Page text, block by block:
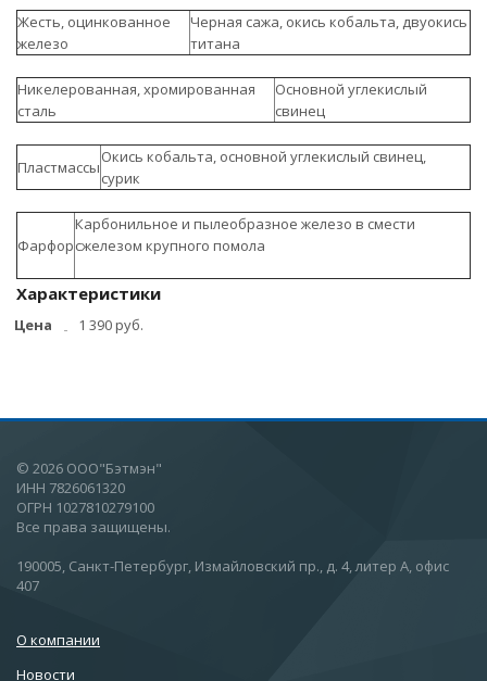
Жесть, оцинкованное
железо
Черная сажа, окись кобальта, двуокись
титана
Никелерованная, хромированная
сталь
Основной углекислый
свинец
Пластмассы
Окись кобальта, основной углекислый свинец,
сурик
Фарфор
Карбонильное и пылеобразное железо в смести
сжелезом крупного помола
Характеристики
Цена 1 390 руб.
© 2026 ООО"Бэтмэн"
ИНН 7826061320
ОГРН 1027810279100
Все права защищены.
190005, Санкт-Петербург, Измайловский пр., д. 4, литер А, офис
407
О компании
Новости